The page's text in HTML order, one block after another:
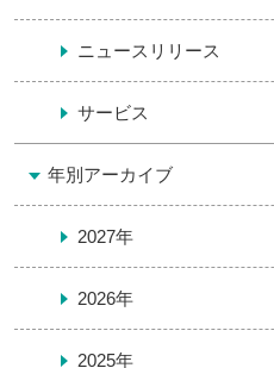
ニュースリリース
サービス
年別アーカイブ
2027年
2026年
2025年